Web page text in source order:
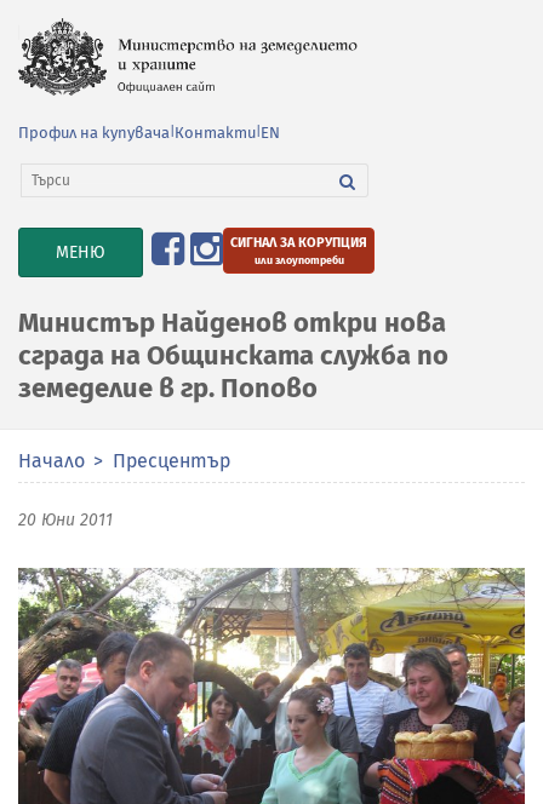
Профил на купувача Контакти EN
TOGGLE
NAVIGATION
МЕНЮ СИГНАЛ ЗА КОРУПЦИЯ
или злоупотреби
Министър Найденов откри нова
сграда на Общинската служба по
земеделие в гр. Попово
Начало Пресцентър
20 Юни 2011